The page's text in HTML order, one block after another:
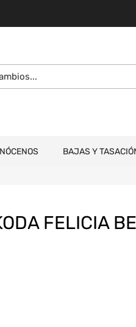
BAJAS Y
FELICIA